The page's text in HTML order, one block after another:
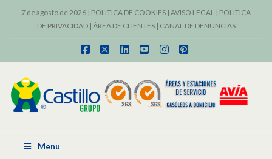
7 de agosto de 2026 | POLITICA DE COOKIES | AVISO LEGAL | POLITICA
DE PRIVACIDAD| ÁREA DE CLIENTES| CANAL DE DENUNCIAS
Facebook
X LinkedInYouTubeInstagram
Pinterest
Menu